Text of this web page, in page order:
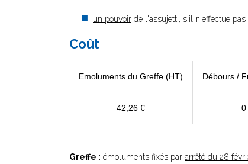
un pouvoir de l'assujetti, s'il n'effectue
Coût
Emoluments du Greffe (HT) Débours /
42,26 € 0
Greffe : émoluments fixés par arrêté du 28